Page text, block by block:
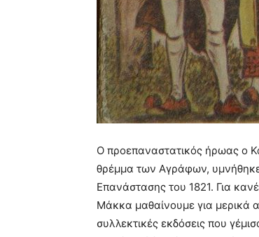
Ο προεπαναστατικός ήρωας ο
θρέμμα των Αγράφων,
Επανάστασης του 1821. Για
Μάκκα μαθαίνουμε για μερικά
συλλεκτικές εκδόσεις που